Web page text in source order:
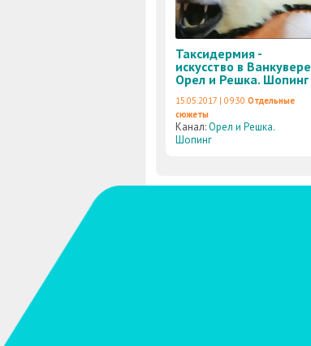
Таксидермия -
искусство в
Орел и Решка. Шопинг
15.05.2017 | 09:30 Отдельные
сюжеты
Канал:Орел и Решка.
Шопинг